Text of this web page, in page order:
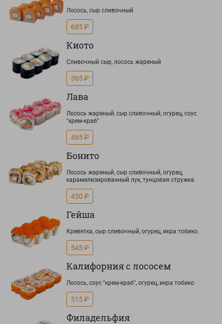
Лосось, сыр сливочный
685 ₽
Киото
Сливочный сыр, лосось жареный
365 ₽
Лава
Лосось жареный, сыр сливочный, огурец, соус
"крем-краб"
465 ₽
Бонито
Лосось жареный, сыр сливочный, огурец,
карамелизированный лук, тунцовая стружка
450 ₽
Гейша
Креветка, сыр сливочный, огурец, икра тобико.
545 ₽
Калифорния с лососем
Лосось, соус "крем-краб", огурец, икра тобико
515 ₽
Филадельфия